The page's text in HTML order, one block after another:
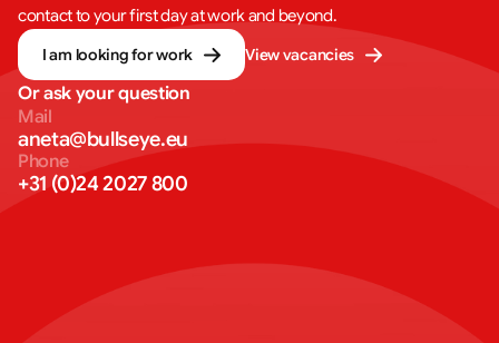
contact to your first day at work and beyond.
I am looking for work
View vacancies
Or ask your question
Mail
aneta@bullseye.eu
Phone
+31 (0)24 2027 800